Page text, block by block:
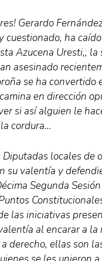
Gerardo
cuestionado, ha
Azucena Uresti,,
asesinado
se ha convertido
en dirección
si así alguien le
cordura…
locales de
su valentía y
Segunda
las iniciativas
al encarar a la
derecho, ellas son